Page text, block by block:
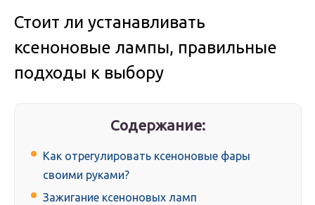
Стоит ли устанавливать
ксеноновые лампы, правильные
подходы к выбору
Содержание:
Как отрегулировать ксеноновые фары
своими руками?
Зажигание ксеноно­вых ламп